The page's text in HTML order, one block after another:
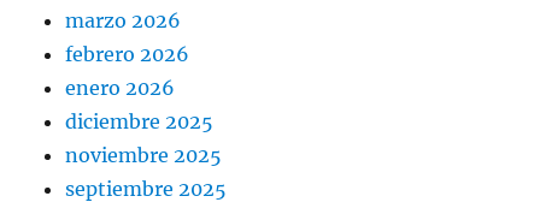
marzo 2026
febrero 2026
enero 2026
diciembre 2025
noviembre 2025
septiembre 2025